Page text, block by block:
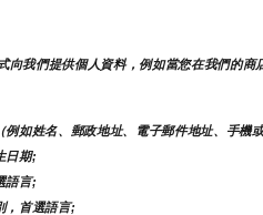
向我們提供個人資料，例如當您在我們的商
例如姓名、郵政地址、電子郵件地址、手機
日期;
語言;
，首選語言;